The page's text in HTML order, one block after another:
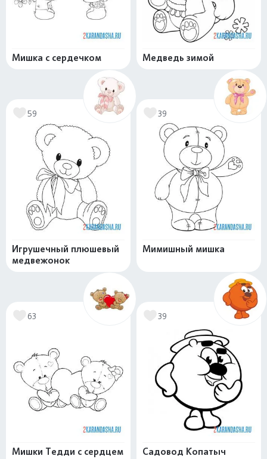
Мишка с сердечком Медведь зимой
59
Игрушечный плюшевый
медвежонок
39
Мимишный мишка
63
Мишки Тедди с сердцем
39
Садовод Копатыч